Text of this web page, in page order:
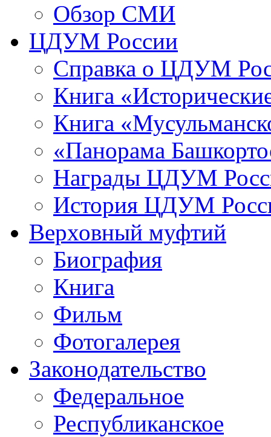
Обзор СМИ
ЦДУМ России
Справка о ЦДУМ
Книга
Книга
«Панорама
Награды ЦДУМ
История ЦДУМ
Верховный муфтий
Биография
Книга
Фильм
Фотогалерея
Законодательство
Федеральное
Республиканское